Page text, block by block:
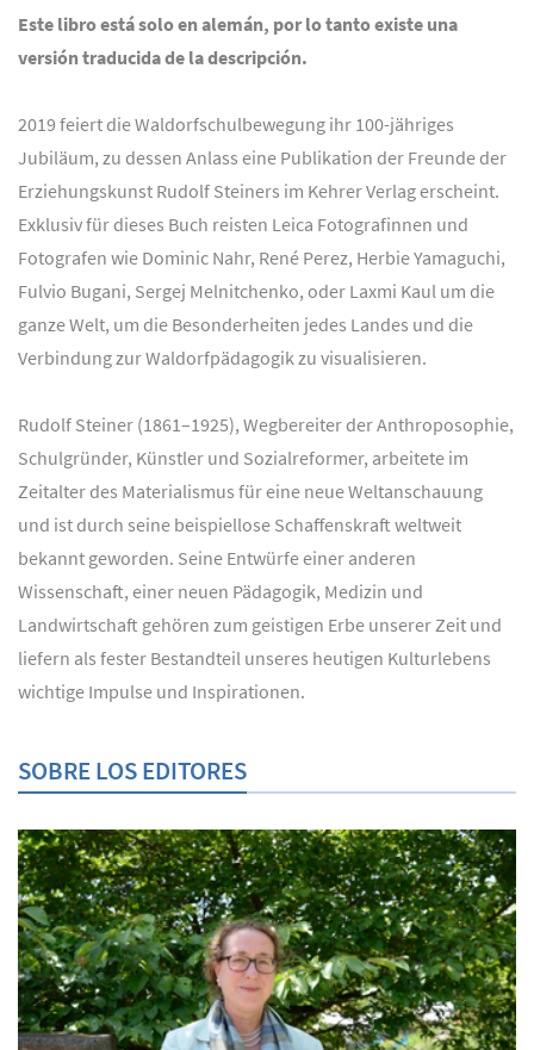
Este libro está solo en alemán, por lo tanto existe una
versión traducida de la descripción.
2019 feiert die Waldorfschulbewegung ihr 100-jähriges
Jubiläum, zu dessen Anlass eine Publikation der Freunde der
Erziehungskunst Rudolf Steiners im Kehrer Verlag erscheint.
Exklusiv für dieses Buch reisten Leica Fotografinnen und
Fotografen wie Dominic Nahr, René Perez, Herbie Yamaguchi,
Fulvio Bugani, Sergej Melnitchenko, oder Laxmi Kaul um die
ganze Welt, um die Besonderheiten jedes Landes und die
Verbindung zur Waldorfpädagogik zu visualisieren.
Rudolf Steiner (1861–1925), Wegbereiter der Anthroposophie,
Schulgründer, Künstler und Sozialreformer, arbeitete im
Zeitalter des Materialismus für eine neue Weltanschauung
und ist durch seine beispiellose Schaffenskraft weltweit
bekannt geworden. Seine Entwürfe einer anderen
Wissenschaft, einer neuen Pädagogik, Medizin und
Landwirtschaft gehören zum geistigen Erbe unserer Zeit und
liefern als fester Bestandteil unseres heutigen Kulturlebens
wichtige Impulse und Inspirationen.
SOBRE LOS EDITORES